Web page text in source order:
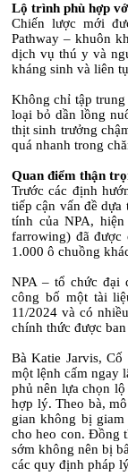
Lộ trình phù hợp
Chiến lược mới
Pathway – khuôn
dịch vụ thú y và
kháng sinh và liên
Không chỉ tập
loại bỏ dần lồng
thịt sinh trưởng
quá nhanh trong
Quan điểm thận
Trước các định
tiếp cận vấn đề dựa
tính của NPA,
farrowing) đã được
1.000 ô chuồng
NPA – tổ chức đại
công bố một tài
11/2024 và có
chính thức được ban
Bà Katie Jarvis,
một lệnh cấm ngay
phủ nên lựa chọn
hợp lý. Theo bà,
gian không bị
cho heo con. Đồng
sớm không nên bị
các quy định pháp